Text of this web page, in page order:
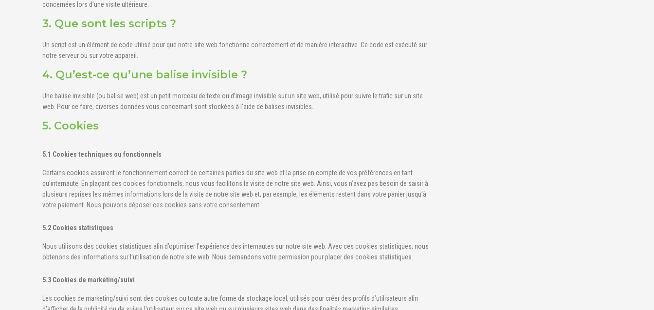
concernées lors d’une visite ultérieure.
3. Que sont les scripts ?
Un script est un élément de code utilisé pour que notre site web fonctionne correctement et de manière interactive. Ce code est exécuté sur
notre serveur ou sur votre appareil.
4. Qu’est-ce qu’une balise invisible ?
Une balise invisible (ou balise web) est un petit morceau de texte ou d’image invisible sur un site web, utilisé pour suivre le trafic sur un site
web. Pour ce faire, diverses données vous concernant sont stockées à l’aide de balises invisibles.
5. Cookies
5.1 Cookies techniques ou fonctionnels
Certains cookies assurent le fonctionnement correct de certaines parties du site web et la prise en compte de vos préférences en tant
qu’internaute. En plaçant des cookies fonctionnels, nous vous facilitons la visite de notre site web. Ainsi, vous n’avez pas besoin de saisir à
plusieurs reprises les mêmes informations lors de la visite de notre site web et, par exemple, les éléments restent dans votre panier jusqu’à
votre paiement. Nous pouvons déposer ces cookies sans votre consentement.
5.2 Cookies statistiques
Nous utilisons des cookies statistiques afin d’optimiser l’expérience des internautes sur notre site web. Avec ces cookies statistiques, nous
obtenons des informations sur l’utilisation de notre site web. Nous demandons votre permission pour placer des cookies statistiques.
5.3 Cookies de marketing/suivi
Les cookies de marketing/suivi sont des cookies ou toute autre forme de stockage local, utilisés pour créer des profils d’utilisateurs afin